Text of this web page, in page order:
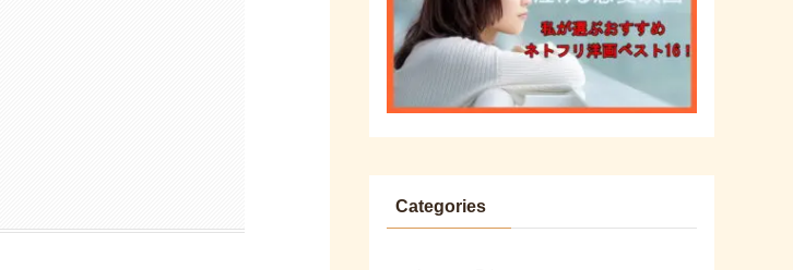
Categories